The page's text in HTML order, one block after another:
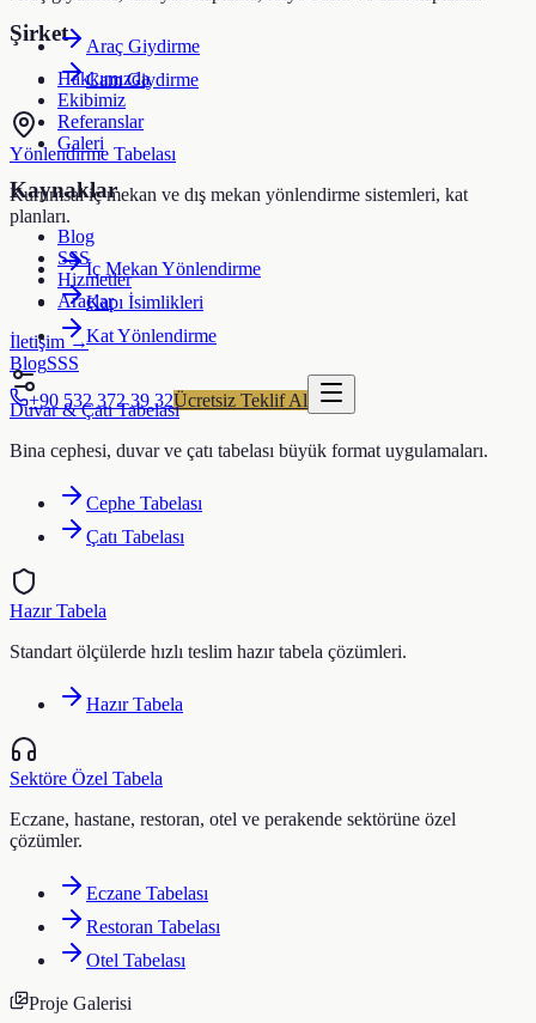
Şirket
Hakkımızda
Ekibimiz
Referanslar
Galeri
Kaynaklar
Blog
SSS
Hizmetler
Araçlar
İletişim →
BlogSSS
+90 532 372 39 32Ücretsiz Teklif Al
Araç Giydirme
Cam Giydirme
Yönlendirme Tabelası
Kurumsal iç mekan ve dış mekan yönlendirme sistemleri, kat
planları.
İç Mekan Yönlendirme
Kapı İsimlikleri
Kat Yönlendirme
Duvar & Çatı Tabelası
Bina cephesi, duvar ve çatı tabelası büyük format uygulamaları.
Cephe Tabelası
Çatı Tabelası
Hazır Tabela
Standart ölçülerde hızlı teslim hazır tabela çözümleri.
Hazır Tabela
Sektöre Özel Tabela
Eczane, hastane, restoran, otel ve perakende sektörüne özel
çözümler.
Eczane Tabelası
Restoran Tabelası
Otel Tabelası
Proje Galerisi